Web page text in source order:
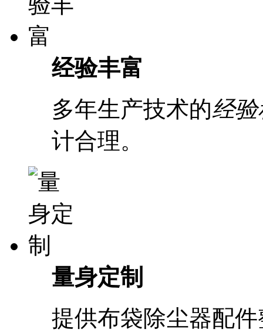
经验丰富
多年生产技术的经
计合理。
量身定制
提供布袋除尘器配